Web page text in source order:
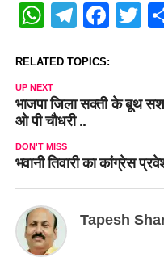
WhatsApp
RELATED TOPICS:
UP NEXT
भाजपा जिला सक्ती के बूथ
ओ पी चौधरी ..
DON'T MISS
भवानी तिवारी का कांग्रेस
Tapesh